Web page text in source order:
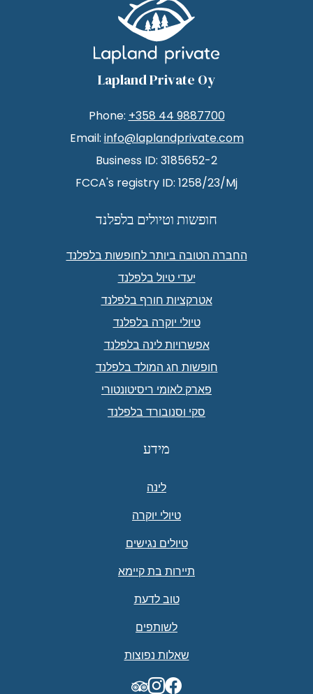
TripAdvisor
Lapland Private Oy
Phone: +358 44 9887700
Email: info@laplandprivate.com
Business ID: 3185652-2
FCCA's registry ID: 1258/23/Mj
חופשות וטיולים בלפלנד
החברה הטובה ביותר לחופשות בלפלנד
יעדי טיול בלפלנד
אטרקציות חורף בלפלנד
טיולי יוקרה בלפלנד
אפשרויות לינה בלפלנד
חופשות חג המולד בלפלנד
פארק לאומי ריסיטונטורי
סקי וסנובורד בלפלנד
מידע
לינה
טיולי יוקרה
טיולים נגישים
תיירות בת קיימא
טוב לדעת
לשותפים
שאלות נפוצות